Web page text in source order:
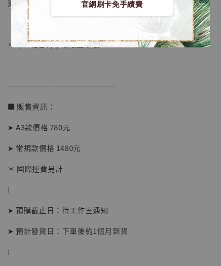
官網刷卡免手續費
【店內現貨】海賊王 系列蒐藏雕像 布魯克達
背面爲黑色防潮背板
＊每一幅皆有手寫限量編號
──────────────
■ 販售資訊：
➤ A3款價格 780元
➤ 常規款價格 1480元
＊ 國際運費另計
⁝
➤ 預購截止日：待工作室通知
➤ 預計發貨日：下單後約1個月到貨
⁝